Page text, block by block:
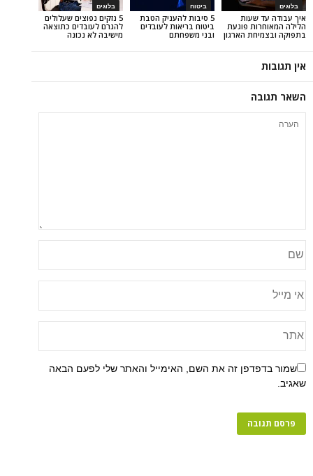
5 נזקים נפוצים שעלולים
להגרם לעובדים כתוצאה
מישיבה לא נכונה
ביטוח
5 סיבות להעניק הטבת
ביטוח בריאות לעובדים
ובני משפחתם
פוגעת
הארגון
זה את השם, האימייל והאתר שלי לפעם הבאה